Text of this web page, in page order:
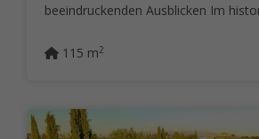
beeindruckenden Ausblicken Im
115 m2